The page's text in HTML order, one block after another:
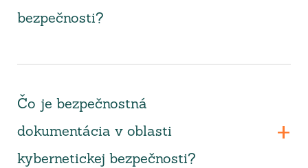
bezpečnosti?
Čo je bezpečnostná
dokumentácia v oblasti
kybernetickej bezpečnosti?